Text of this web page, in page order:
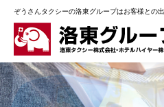
ぞうさんタクシーの洛東グループはお客様との
安全への
サービスの